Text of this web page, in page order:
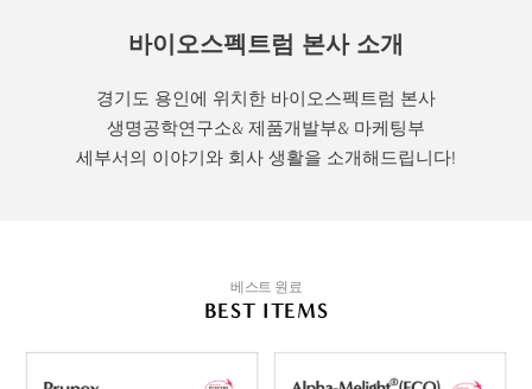
바이오스펙트럼 본사 소개
경기도 용인에 위치한 바이오스펙트럼 본사
생명공학연구소& 제품개발부& 마케팅부
세부서의 이야기와 회사 생활을 소개해드립니다!
베스트 원료
BEST ITEMS